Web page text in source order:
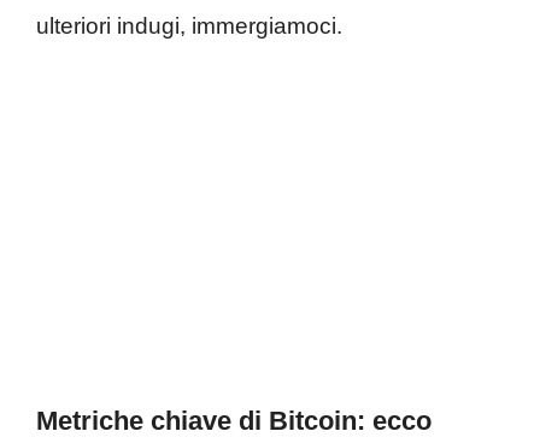
ulteriori indugi, immergiamoci.
Metriche chiave di Bitcoin: ecco